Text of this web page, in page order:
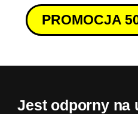
PROMOCJA
Jest odporny na